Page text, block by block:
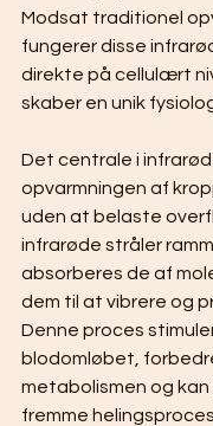
Modsat traditionel
fungerer disse
direkte på cellulært
skaber en unik
Det centrale i
opvarmningen af
uden at belaste
infrarøde stråler
absorberes de af
dem til at vibrere og
Denne proces
blodomløbet,
metabolismen og
fremme